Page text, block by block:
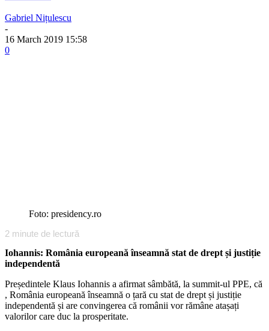
Gabriel Nițulescu
-
16 March 2019 15:58
0
Foto: presidency.ro
2 minute de lectură
Iohannis: România europeană înseamnă stat de drept și justiție
independentă
Președintele Klaus Iohannis a afirmat sâmbătă, la summit-ul PPE, că
, România europeană înseamnă o țară cu stat de drept și justiție
independentă și are convingerea că românii vor rămâne atașați
valorilor care duc la prosperitate.